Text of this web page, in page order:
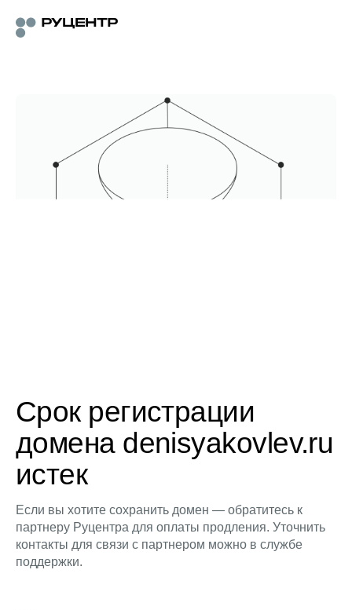
Срок регистрации
домена denisyakovlev.ru
истек
Если вы хотите сохранить домен — обратитесь к
партнеру Руцентра для оплаты продления. Уточнить
контакты для связи с партнером можно в службе
поддержки.